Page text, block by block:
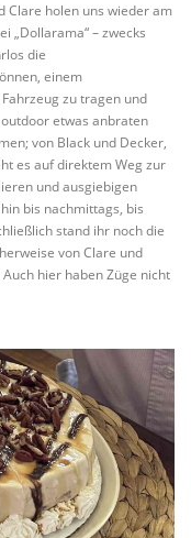
Clare holen uns wieder am
„Dollarama“ – zwecks
die
einem
zu tragen und
etwas anbraten
von Black und Decker,
es auf direktem Weg zur
und ausgiebigen
bis nachmittags, bis
stand ihr noch die
von Clare und
hier haben Züge nicht